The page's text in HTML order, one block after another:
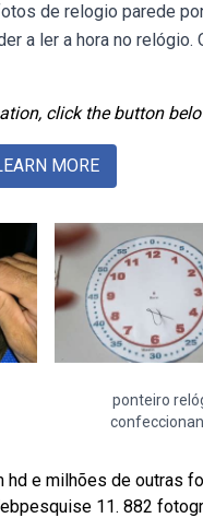
de relogio parede
a ler a hora no
click the button
MORE
ponteiro
e milhões de outras
11. 882